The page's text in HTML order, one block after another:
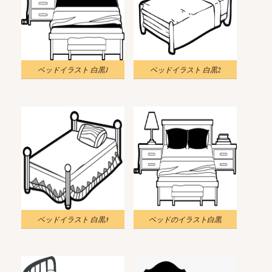
ベッドイラスト 白黒1 ベッドイラスト 白黒2
ベッドイラスト 白黒3 ベッドのイラスト白黒